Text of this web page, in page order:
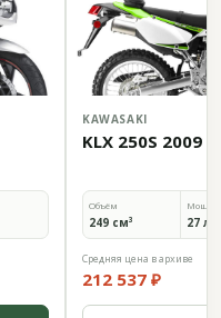
KAWASAKI
KLX 250S 2009
Объём
249 см³ 27
Средняя цена в архиве
212 537 ₽